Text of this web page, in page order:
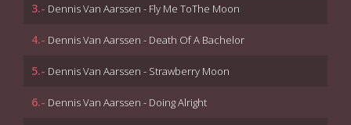
3.- Dennis Van Aarssen - Fly Me ToThe Moon
4.- Dennis Van Aarssen - Death Of A Bachelor
5.- Dennis Van Aarssen - Strawberry Moon
6.- Dennis Van Aarssen - Doing Alright